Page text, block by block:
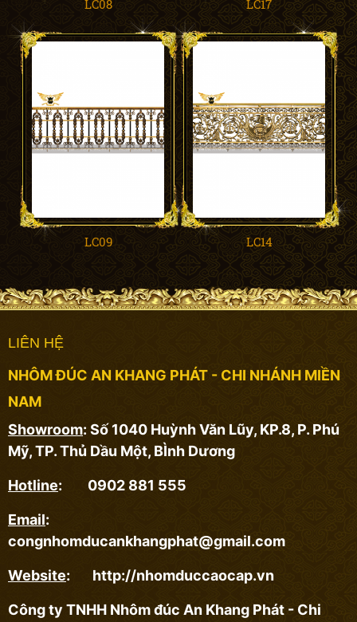
LC08 LC17
LC09 LC14
LIÊN HỆ
NHÔM ĐÚC AN KHANG PHÁT - CHI NHÁNH MIỀN
NAM
Showroom: Số 1040 Huỳnh Văn Lũy, KP.8, P. Phú
Mỹ, TP. Thủ Dầu Một, BÌnh Dương
Hotline: 0902 881 555
Email:
congnhomducankhangphat@gmail.com
Website: http://nhomduccaocap.vn
Công ty TNHH Nhôm đúc An Khang Phát - Chi